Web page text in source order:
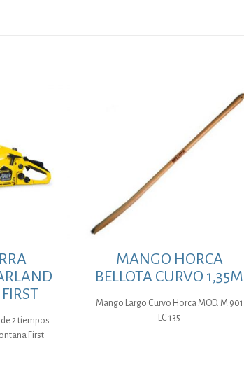
2 tiempos
First
MANGO HORCA
BELLOTA CURVO 1,35M
Mango Largo Curvo Horca MOD. M 901
LC 135